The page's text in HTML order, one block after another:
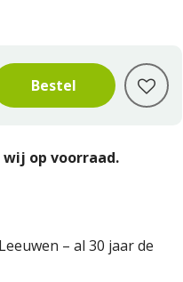
op voorraad.
– al 30 jaar de